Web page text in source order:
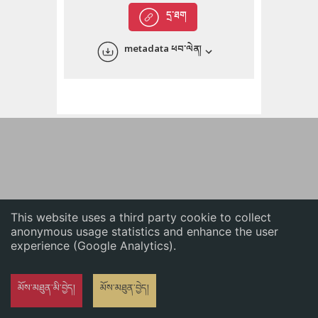
This website uses a third party cookie to collect
anonymous usage statistics and enhance the user
experience (Google Analytics).
མོས་མཐུན་མི་བྱེད། མོས་མཐུན་བྱེད།
English
དྲ་ཐག
metadata ཕབ་ལེན།